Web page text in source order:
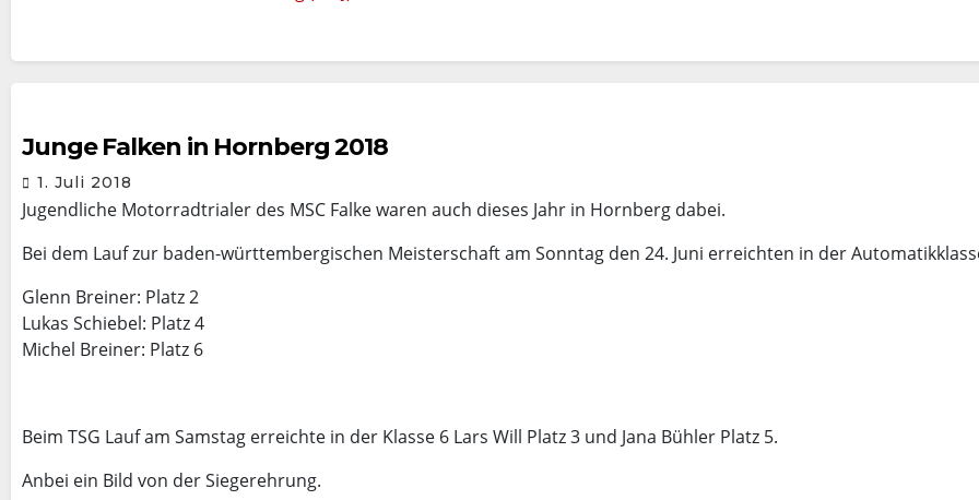
Junge Falken in Hornberg 2018
1. Juli 2018
Jugendliche Motorradtrialer des MSC Falke waren auch dieses Jahr in Hornberg dabei.
Bei dem Lauf zur baden-württembergischen Meisterschaft am Sonntag den 24. Juni erreichten in der
Glenn Breiner: Platz 2
Lukas Schiebel: Platz 4
Michel Breiner: Platz 6
Beim TSG Lauf am Samstag erreichte in der Klasse 6 Lars Will Platz 3 und Jana Bühler Platz 5.
Anbei ein Bild von der Siegerehrung.